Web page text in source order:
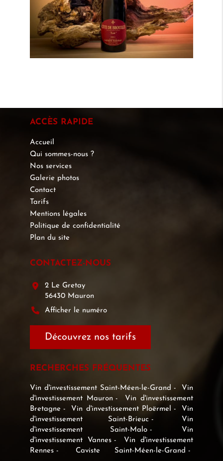
ACCÈS RAPIDE
Accueil
Qui sommes-nous ?
Nos services
Galerie photos
Contact
Tarifs
Mentions légales
Politique de confidentialité
Plan du site
CONTACTEZ-NOUS
2 Le Gretay
56430 Mauron
Afficher le numéro
Découvrez nos tarifs
RECHERCHES FRÉQUENTES
Vin d'investissement Saint-Méen-le-Grand
Vin
d'investissement Mauron
Vin d'investissement
Bretagne
Vin d'investissement Ploërmel
Vin
d'investissement Saint-Brieuc
Vin
d'investissement Saint-Malo
Vin
d'investissement Vannes
Vin d'investissement
Rennes
Caviste Saint-Méen-le-Grand